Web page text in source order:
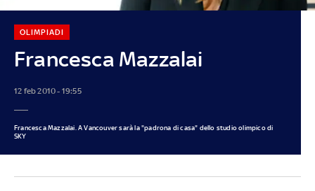
Francesca Mazzalai
OLIMPIADI
12 feb 2010 - 19:55
Francesca Mazzalai. A Vancouver sarà la "padrona di casa" dello studio olimpico di
SKY